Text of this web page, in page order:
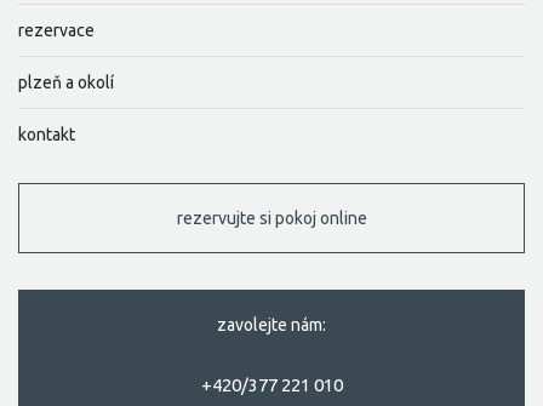
rezervace
plzeň a okolí
kontakt
rezervujte si pokoj online
zavolejte nám:
+420/377 221 010